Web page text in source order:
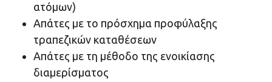
ατόμων)
Απάτες με το πρόσχημα προφύλαξης
τραπεζικών καταθέσεων
Απάτες με τη μέθοδο της ενοικίασης
διαμερίσματος